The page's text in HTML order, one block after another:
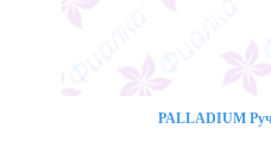
PALLADIUM